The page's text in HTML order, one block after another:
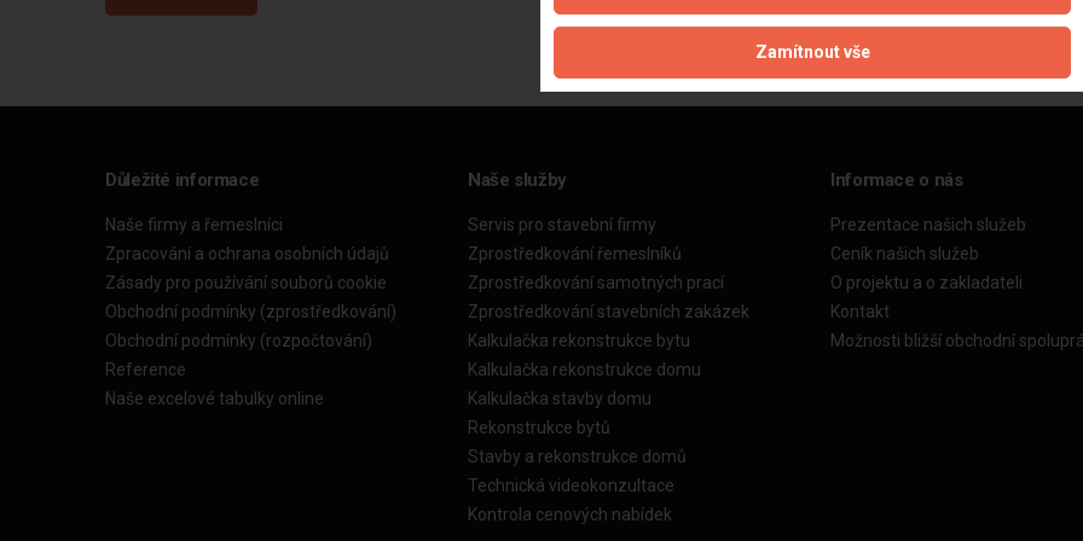
Důležité informace
Naše firmy a řemeslníci
Zpracování a ochrana osobních údajů
Zásady pro používání souborů cookie
Obchodní podmínky (zprostředkování)
Obchodní podmínky (rozpočtování)
Reference
Naše excelové tabulky online
Naše služby
Servis pro stavební firmy
Zprostředkování řemeslníků
Zprostředkování samotných prací
Zprostředkování stavebních zakázek
Kalkulačka rekonstrukce bytu
Kalkulačka rekonstrukce domu
Kalkulačka stavby domu
Rekonstrukce bytů
Stavby a rekonstrukce domů
Technická videokonzultace
Kontrola cenových nabídek
Informace o nás
Prezentace našich služeb
Ceník našich služeb
O projektu a o zakladateli
Kontakt
Možnosti bližší obchodní
Zamítnout vše